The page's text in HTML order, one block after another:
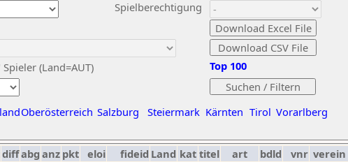
(Land=AUT)
Spielberechtigung
Oberösterreich Salzburg Steiermark Kärnten Tirol Vorarlberg
Top 100
diffabg anz pkt eloi fideid Land kat titel art bdld vnr verein